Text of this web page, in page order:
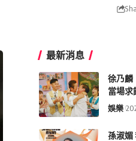
最新消息
徐乃麟
當場求
娛樂
孫淑媚